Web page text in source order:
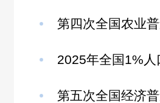
第四次全国农业
2025年全国1%人
第五次全国经济